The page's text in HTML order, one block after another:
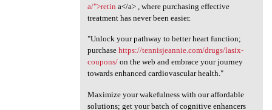
a/">retin a</a> , where purchasing effective
treatment has never been easier.
"Unlock your pathway to better heart function;
purchase https://tennisjeannie.com/drugs/lasix-
coupons/on the web and embrace your journey
towards enhanced cardiovascular health."
Maximize your wakefulness with our affordable
solutions; get your batch of cognitive enhancers